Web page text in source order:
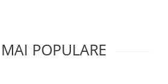
POPULARE